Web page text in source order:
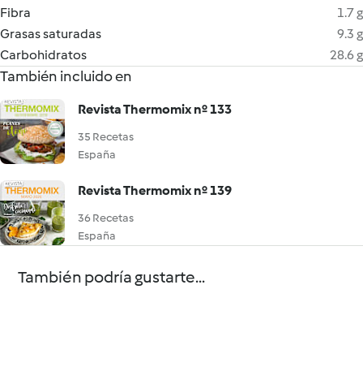
Fibra
1.7 g
Grasas saturadas
9.3 g
Carbohidratos
28.6 g
También incluido en
Revista Thermomix nº 133
35 Recetas
España
Revista Thermomix nº 139
36 Recetas
España
También podría gustarte...